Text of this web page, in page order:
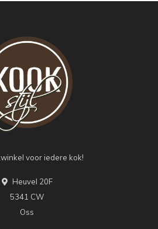
voor iedere kok!
Heuvel 20F
5341 CW
Oss